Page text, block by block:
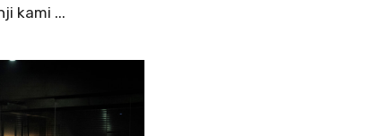
kami ...